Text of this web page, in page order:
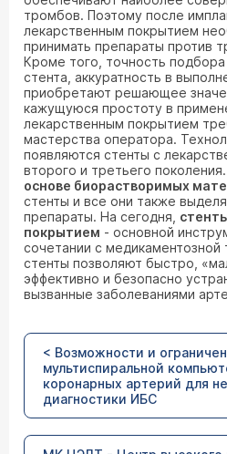
тромбов. Поэтому после
лекарственным покрытием
принимать препараты против
Кроме того, точность
стента, аккуратность в
приобретают решающее
кажущуюся простоту в
лекарственным покрытием
мастерства оператора.
появляются стенты с
второго и третьего
основе биорастворимых
стенты и все они также
препараты. На сегодня,
покрытием - основной
сочетании с
стенты позволяют быстро,
эффективно и безопасно
вызванные заболеваниями
< Возможности и
мультиспиральной
коронарных артерий для
диагностики ИБС